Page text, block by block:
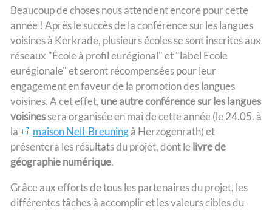
Beaucoup de choses nous attendent encore pour cette
année ! Après le succès de la conférence sur les langues
voisines à Kerkrade, plusieurs écoles se sont inscrites aux
réseaux "École à profil eurégional" et "label Ecole
eurégionale" et seront récompensées pour leur
engagement en faveur de la promotion des langues
voisines. A cet effet, une autre conférence sur les langues
voisinessera organisée en mai de cette année (le 24.05. à
la
maison Nell-Breuningà Herzogenrath) et
présentera les résultats du projet, dont le livre de
géographie numérique.
Grâce aux efforts de tous les partenaires du projet, les
différentes tâches à accomplir et les valeurs cibles du